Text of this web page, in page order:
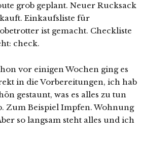
grob geplant. Neuer Rucksack
Einkaufsliste für
ist gemacht. Checkliste
check.
vor einigen Wochen ging es
in die Vorbereitungen, ich hab
gestaunt, was es alles zu tun
Zum Beispiel Impfen. Wohnung
so langsam steht alles und ich